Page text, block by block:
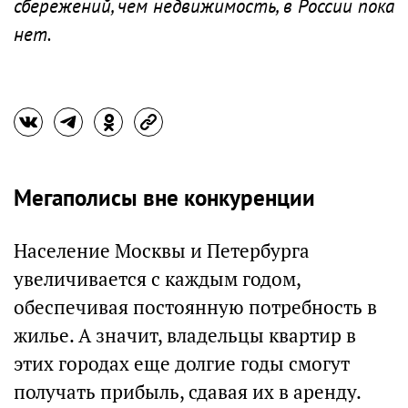
сбережений, чем недвижимость, в России пока
нет.
Мегаполисы вне конкуренции
Население Москвы и Петербурга
увеличивается с каждым годом,
обеспечивая постоянную потребность в
жилье. А значит, владельцы квартир в
этих городах еще долгие годы смогут
получать прибыль, сдавая их в аренду.